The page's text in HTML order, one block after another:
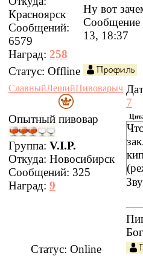
Красноярск
Сообщений:
6579
Наград: 258
Ну вот
Сообщение
13, 18:37
Статус: Offline
СлавныйЛешийПивоварыч
7
Опытный пивовар
Группа: V.I.P.
Откуда: Новосибирск
Сообщений: 325
Наград: 9
Статус: Online